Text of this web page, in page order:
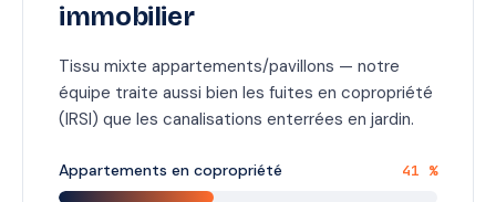
immobilier
Tissu mixte appartements/pavillons — notre
équipe traite aussi bien les fuites en copropriété
(IRSI) que les canalisations enterrées en jardin.
Appartements en copropriété 41 %